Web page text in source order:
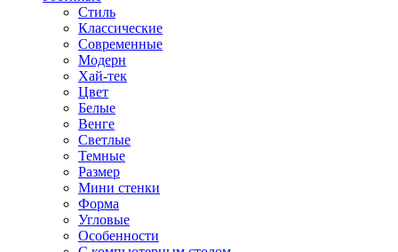
Стиль
Классические
Современные
Модерн
Хай-тек
Цвет
Белые
Венге
Светлые
Темные
Размер
Мини стенки
Форма
Угловые
Особенности